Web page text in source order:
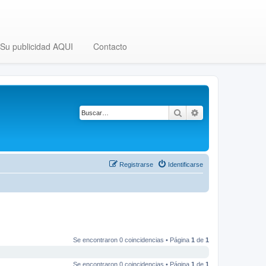
publicidad AQUI Contacto
Buscar
Identificarse
Registrarse
Se encontraron 0 coincidencias • Página 1 de 1
Se encontraron 0 coincidencias • Página 1 de 1